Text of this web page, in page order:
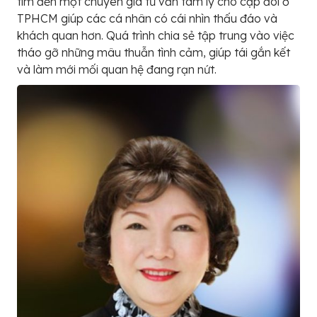
TPHCM giúp các cá nhân có cái nhìn thấu đáo và
khách quan hơn. Quá trình chia sẻ tập trung vào việc
tháo gỡ những mâu thuẫn tình cảm, giúp tái gắn kết
và làm mới mối quan hệ đang rạn nứt.